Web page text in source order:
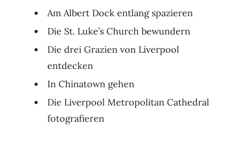
Am Albert Dock entlang spazieren
Die St. Luke’s Church bewundern
Die drei Grazien von Liverpool
entdecken
In Chinatown gehen
Die Liverpool Metropolitan Cathedral
fotografieren